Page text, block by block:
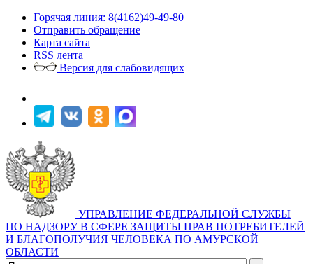
Горячая линия: 8(4162)49-49-80
Отправить обращение
Карта сайта
RSS лента
Версия для слабовидящих
УПРАВЛЕНИЕ ФЕДЕРАЛЬНОЙ СЛУЖБЫ
ПО НАДЗОРУ В СФЕРЕ ЗАЩИТЫ ПРАВ ПОТРЕБИТЕЛЕЙ
И БЛАГОПОЛУЧИЯ ЧЕЛОВЕКА ПО АМУРСКОЙ
ОБЛАСТИ